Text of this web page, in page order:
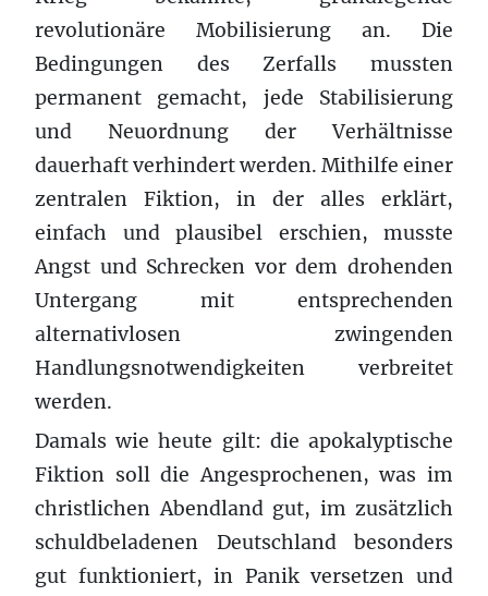
revolutionäre Mobilisierung an. Die
Bedingungen des Zerfalls mussten
permanent gemacht, jede Stabilisierung
und Neuordnung der Verhältnisse
dauerhaft verhindert werden. Mithilfe einer
zentralen Fiktion, in der alles erklärt,
einfach und plausibel erschien, musste
Angst und Schrecken vor dem drohenden
Untergang mit entsprechenden
alternativlosen zwingenden
Handlungsnotwendigkeiten verbreitet
werden.
Damals wie heute gilt: die apokalyptische
Fiktion soll die Angesprochenen, was im
christlichen Abendland gut, im zusätzlich
schuldbeladenen Deutschland besonders
gut funktioniert, in Panik versetzen und